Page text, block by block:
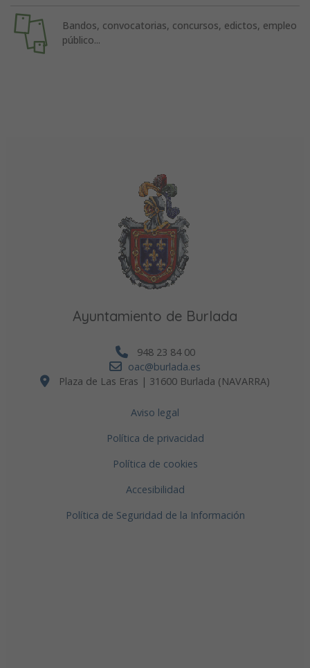
Bandos, convocatorias, concursos, edictos, empleo
público...
Ayuntamiento de Burlada
948 23 84 00
oac@burlada.es
Plaza de Las Eras | 31600 Burlada (NAVARRA)
Aviso legal
Política de privacidad
Política de cookies
Accesibilidad
Política de Seguridad de la Información